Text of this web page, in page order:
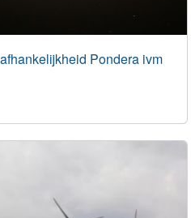
Pondera ivm